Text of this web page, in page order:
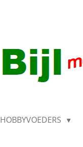
HOBBYVOEDERS